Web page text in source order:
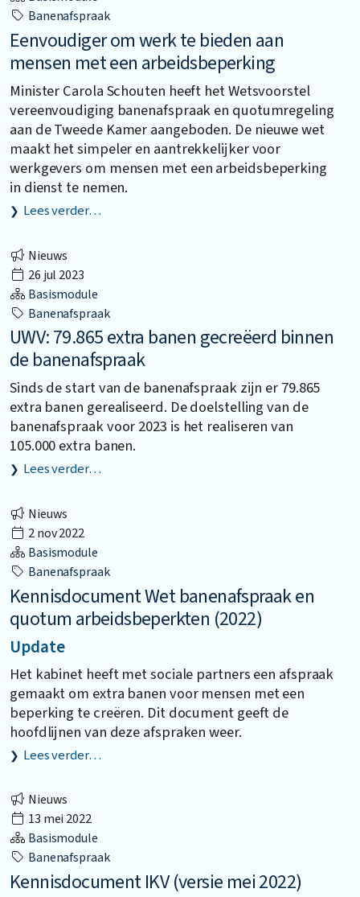
Banenafspraak
Eenvoudiger om werk te bieden aan
mensen met een arbeidsbeperking
Minister Carola Schouten heeft het Wetsvoorstel
vereenvoudiging banenafspraak en quotumregeling
aan de Tweede Kamer aangeboden. De nieuwe wet
maakt het simpeler en aantrekkelijker voor
werkgevers om mensen met een arbeidsbeperking
in dienst te nemen.
Lees verder…
Nieuws
26 jul 2023
Basismodule
Banenafspraak
UWV: 79.865 extra banen gecreëerd binnen
de banenafspraak
Sinds de start van de banenafspraak zijn er 79.865
extra banen gerealiseerd. De doelstelling van de
banenafspraak voor 2023 is het realiseren van
105.000 extra banen.
Lees verder…
Nieuws
2 nov 2022
Basismodule
Banenafspraak
Kennisdocument Wet banenafspraak en
quotum arbeidsbeperkten (2022)
Update
Het kabinet heeft met sociale partners een afspraak
gemaakt om extra banen voor mensen met een
beperking te creëren. Dit document geeft de
hoofdlijnen van deze afspraken weer.
Lees verder…
Nieuws
13 mei 2022
Basismodule
Banenafspraak
Kennisdocument IKV (versie mei 2022)